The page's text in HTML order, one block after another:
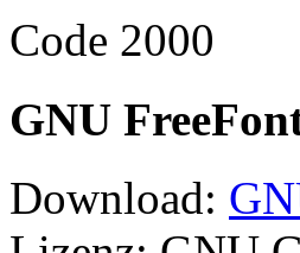
Code 2000
GNU
Download: